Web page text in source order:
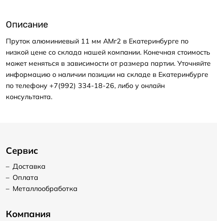
Описание
Пруток алюминиевый 11 мм АМг2 в Екатеринбурге по
низкой цене со склада нашей компании. Конечная стоимость
может меняться в зависимости от размера партии. Уточняйте
информацию о наличии позиции на складе в Екатеринбурге
по телефону +7(992) 334-18-26, либо у онлайн
консультанта.
Сервис
– Доставка
– Оплата
– Металлообработка
Компания